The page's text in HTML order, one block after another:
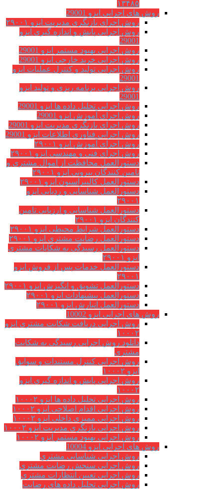
روش های اجرایی ایزو 29001
روش اجرای بازنگری مدیریت ایزو ۲۹۰۰۱
روش اجرایی پایش و اندازه گیری ایزو
روش اجرایی بهبود مستمر ایزو 29001
روش اجرایی خرید خارجی ایزو 29001
روش اجرایی تولید و کنترل عملیات ایزو
روش اجرایی برنامه ریزی و تولید ایزو
روش اجرایی تحلیل داده ها ایزو 29001
روش اجرای آموزش ایزو 29001
روش اجرای بازنگری مدیریت ایزو 29001
روش اجرایی فناوری اطلاعات ایزو 29001
روش اجرای آموزش ایزو ۲۹۰۰۱
روش اجرای فنی و مهندسی ایزو ۲۹۰۰۱
دستورالعمل محافظت از اموال مشتری و
تامین کنندگان بیرونی ایزو ۲۹۰۰۱
دستورالعمل کالیبراسیون ایزو ۲۹۰۰۱
دستورالعمل شناسایی و ردیابی ایزو
دستورالعمل شناسایی و ارزیابی تامین
کنندگان ایزو ۲۹۰۰۱
دستورالعمل شرایط محیطی ایزو ۲۹۰۰۱
دستورالعمل رضایت مشتری ایزو ۲۹۰۰۱
دستورالعمل رسیدگی به شکایات مشتری
دستورالعمل خدمات پس از فروش ایزو
دستورالعمل تشویق و انگیزش ایزو ۲۹۰۰۱
دستورالعمل پیشنهادات ایزو ۲۹۰۰۱
دستورالعمل انبارش ایزو ۲۹۰۰۱
روش های اجرایی ایزو 10002
روش اجرایی دریافت شکایت مشتری ایزو
دانلود روش اجرایی رسیدگی به شکایت
روش اجرایی کنترل مستندات و سوابق
روش اجرایی پایش و اندازه گیری ایزو
روش اجرایی تحلیل داده ها ایزو ۱۰۰۰۲
روش اجرایی اقدام اصلاحی ایزو ۱۰۰۰۲
روش اجرایی ممیزی داخلی ایزو ۱۰۰۰۲
روش اجرایی بازنگری مدیریت ایزو ۱۰۰۰۲
روش اجرایی بهبود مستمر ایزو ۱۰۰۰۲
روش های اجرایی ایزو 10004
روش اجرایی شناسایی مشتري
روش اجرایی سنجش رضایت مشتري
روش اجرایی تعیین انتظارات مشتري
روش اجرایی تحلیل داده های رضایت